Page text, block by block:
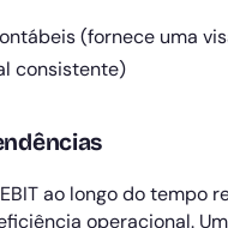
(fornece uma
consistente)
ao longo do tempo
operacional. Um